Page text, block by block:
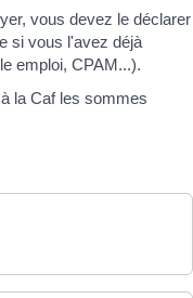
vous devez le déclarer
si vous l'avez déjà
emploi, CPAM...).
la Caf les sommes